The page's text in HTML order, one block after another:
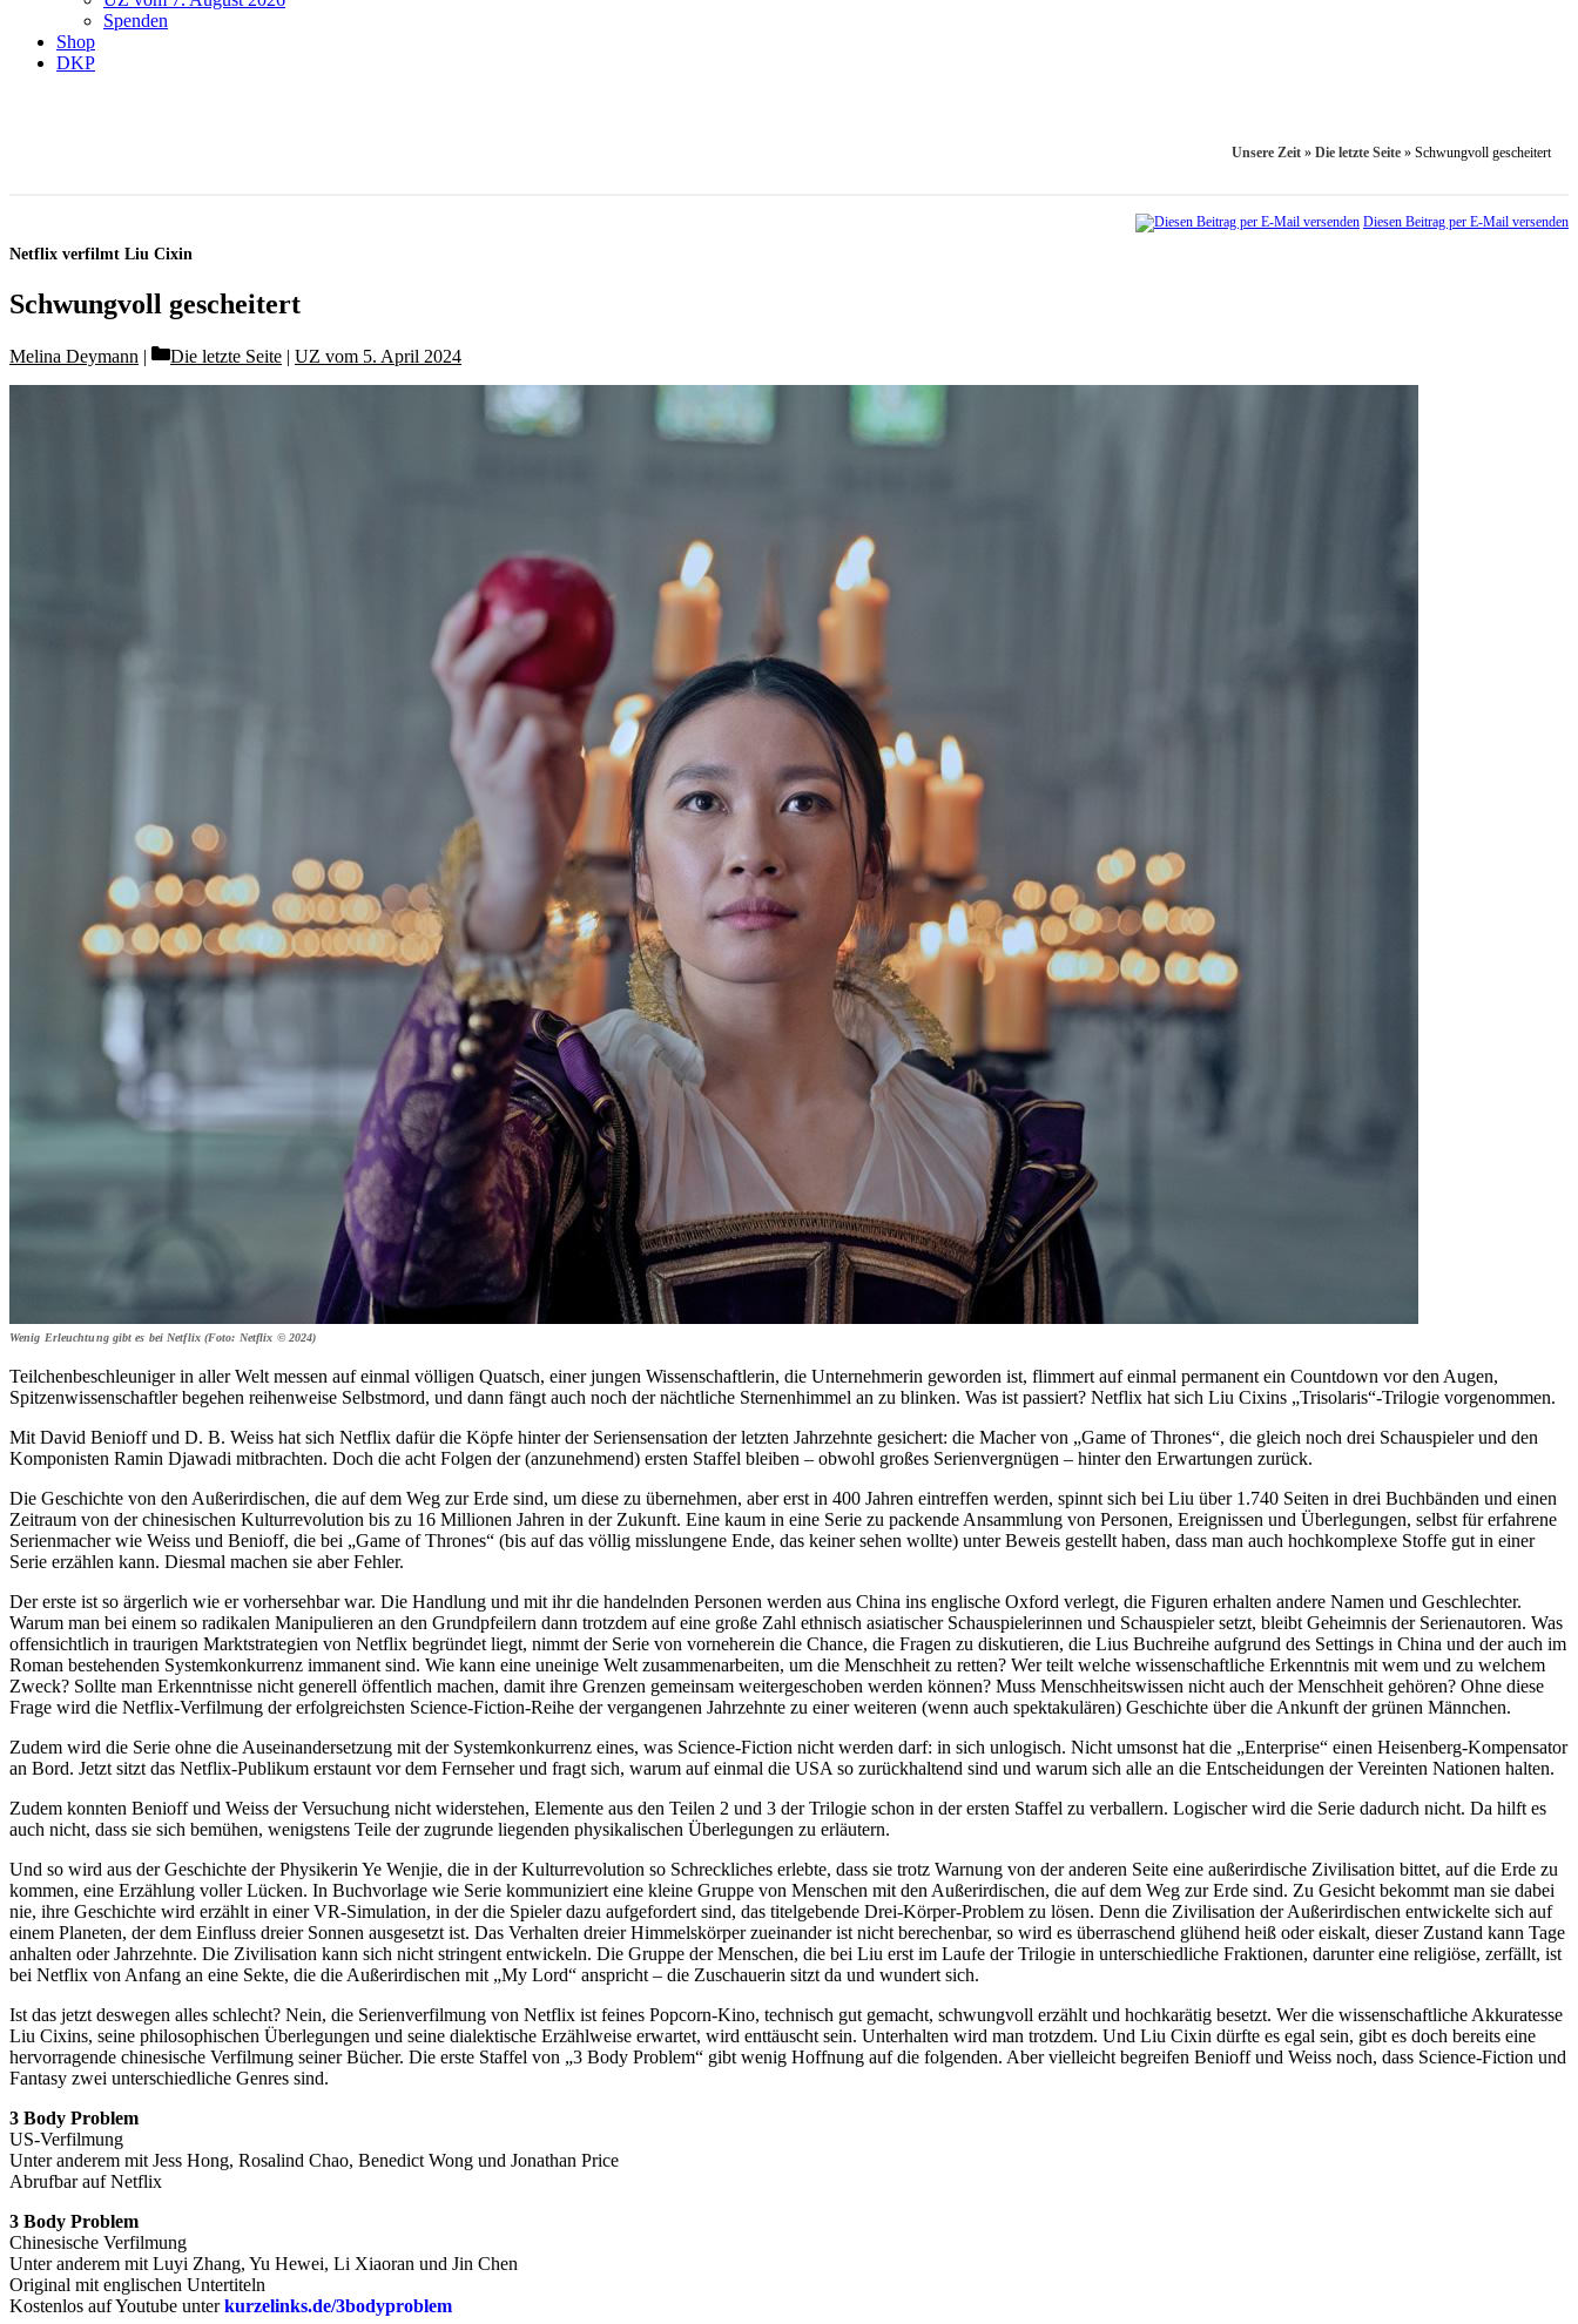
Spenden
Shop
DKP
Unsere Zeit » Die letzte Seite » Schwungvoll gescheitert
Diesen Beitrag per E-Mail versenden
Netflix verfilmt Liu Cixin
Schwungvoll gescheitert
Melina Deymann Categories
Die letzte Seite | UZ vom 5. April 2024
Wenig Erleuchtung gibt es bei Netflix (Foto: Netflix © 2024)
Teilchenbeschleuniger in aller Welt messen auf einmal völligen Quatsch, einer jungen Wissenschaftlerin, die Unternehmerin geworden ist, flimmert auf einmal permanent ein Countdown vor den Augen,
Spitzenwissenschaftler begehen reihenweise Selbstmord, und dann fängt auch noch der nächtliche Sternenhimmel an zu blinken. Was ist passiert? Netflix hat sich Liu Cixins „Trisolaris“-Trilogie vorgenommen.
Mit David Benioff und D. B. Weiss hat sich Netflix dafür die Köpfe hinter der Seriensensation der letzten Jahrzehnte gesichert: die Macher von „Game of Thrones“, die gleich noch drei Schauspieler und den
Komponisten Ramin Djawadi mitbrachten. Doch die acht Folgen der (anzunehmend) ersten Staffel bleiben – obwohl großes Serienvergnügen – hinter den Erwartungen zurück.
Die Geschichte von den Außerirdischen, die auf dem Weg zur Erde sind, um diese zu übernehmen, aber erst in 400 Jahren eintreffen werden, spinnt sich bei Liu über 1.740 Seiten in drei Buchbänden und einen
Zeitraum von der chinesischen Kulturrevolution bis zu 16 Millionen Jahren in der Zukunft. Eine kaum in eine Serie zu packende Ansammlung von Personen, Ereignissen und Überlegungen, selbst für erfahrene
Serienmacher wie Weiss und Benioff, die bei „Game of Thrones“ (bis auf das völlig misslungene Ende, das keiner sehen wollte) unter Beweis gestellt haben, dass man auch hochkomplexe Stoffe gut in einer
Serie erzählen kann. Diesmal machen sie aber Fehler.
Der erste ist so ärgerlich wie er vorhersehbar war. Die Handlung und mit ihr die handelnden Personen werden aus China ins englische Oxford verlegt, die Figuren erhalten andere Namen und Geschlechter.
Warum man bei einem so radikalen Manipulieren an den Grundpfeilern dann trotzdem auf eine große Zahl ethnisch asiatischer Schauspielerinnen und Schauspieler setzt, bleibt Geheimnis der Serienautoren. Was
offensichtlich in traurigen Marktstrategien von Netflix begründet liegt, nimmt der Serie von vorneherein die Chance, die Fragen zu diskutieren, die Lius Buchreihe aufgrund des Settings in China und der auch im
Roman bestehenden Systemkonkurrenz immanent sind. Wie kann eine uneinige Welt zusammenarbeiten, um die Menschheit zu retten? Wer teilt welche wissenschaftliche Erkenntnis mit wem und zu welchem
Zweck? Sollte man Erkenntnisse nicht generell öffentlich machen, damit ihre Grenzen gemeinsam weitergeschoben werden können? Muss Menschheitswissen nicht auch der Menschheit gehören? Ohne diese
Frage wird die Netflix-Verfilmung der erfolgreichsten Science-Fiction-Reihe der vergangenen Jahrzehnte zu einer weiteren (wenn auch spektakulären) Geschichte über die Ankunft der grünen Männchen.
Zudem wird die Serie ohne die Auseinandersetzung mit der Systemkonkurrenz eines, was Science-Fiction nicht werden darf: in sich unlogisch. Nicht umsonst hat die „Enterprise“ einen Heisenberg-Kompensator
an Bord. Jetzt sitzt das Netflix-Publikum erstaunt vor dem Fernseher und fragt sich, warum auf einmal die USA so zurückhaltend sind und warum sich alle an die Entscheidungen der Vereinten Nationen halten.
Zudem konnten Benioff und Weiss der Versuchung nicht widerstehen, Elemente aus den Teilen 2 und 3 der Trilogie schon in der ersten Staffel zu verballern. Logischer wird die Serie dadurch nicht. Da hilft es
auch nicht, dass sie sich bemühen, wenigstens Teile der zugrunde liegenden physikalischen Überlegungen zu erläutern.
Und so wird aus der Geschichte der Physikerin Ye Wenjie, die in der Kulturrevolution so Schreckliches erlebte, dass sie trotz Warnung von der anderen Seite eine außerirdische Zivilisation bittet, auf die Erde zu
kommen, eine Erzählung voller Lücken. In Buchvorlage wie Serie kommuniziert eine kleine Gruppe von Menschen mit den Außerirdischen, die auf dem Weg zur Erde sind. Zu Gesicht bekommt man sie dabei
nie, ihre Geschichte wird erzählt in einer VR-Simulation, in der die Spieler dazu aufgefordert sind, das titelgebende Drei-Körper-Problem zu lösen. Denn die Zivilisation der Außerirdischen entwickelte sich auf
einem Planeten, der dem Einfluss dreier Sonnen ausgesetzt ist. Das Verhalten dreier Himmelskörper zueinander ist nicht berechenbar, so wird es überraschend glühend heiß oder eiskalt, dieser Zustand kann Tage
anhalten oder Jahrzehnte. Die Zivilisation kann sich nicht stringent entwickeln. Die Gruppe der Menschen, die bei Liu erst im Laufe der Trilogie in unterschiedliche Fraktionen, darunter eine religiöse, zerfällt, ist
bei Netflix von Anfang an eine Sekte, die die Außerirdischen mit „My Lord“ anspricht – die Zuschauerin sitzt da und wundert sich.
Ist das jetzt deswegen alles schlecht? Nein, die Serienverfilmung von Netflix ist feines Popcorn-Kino, technisch gut gemacht, schwungvoll erzählt und hochkarätig besetzt. Wer die wissenschaftliche Akkuratesse
Liu Cixins, seine philosophischen Überlegungen und seine dialektische Erzählweise erwartet, wird enttäuscht sein. Unterhalten wird man trotzdem. Und Liu Cixin dürfte es egal sein, gibt es doch bereits eine
hervorragende chinesische Verfilmung seiner Bücher. Die erste Staffel von „3 Body Problem“ gibt wenig Hoffnung auf die folgenden. Aber vielleicht begreifen Benioff und Weiss noch, dass Science-Fiction und
Fantasy zwei unterschiedliche Genres sind.
3 Body Problem
US-Verfilmung
Unter anderem mit Jess Hong, Rosalind Chao, Benedict Wong und Jonathan Price
Abrufbar auf Netflix
3 Body Problem
Chinesische Verfilmung
Unter anderem mit Luyi Zhang, Yu Hewei, Li Xiaoran und Jin Chen
Original mit englischen Untertiteln
Kostenlos auf Youtube unterkurzelinks.de/3bodyproblem